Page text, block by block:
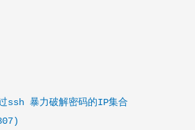
ssh 暴力破解密码的IP集合